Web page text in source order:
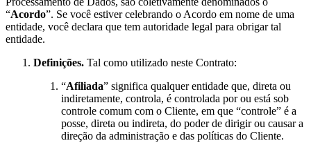
“Acordo”. Se você estiver celebrando o Acordo em nome de uma
entidade, você declara que tem autoridade legal para obrigar tal
entidade.
Definições. Tal como utilizado neste Contrato:
“Afiliada” significa qualquer entidade que, direta ou
indiretamente, controla, é controlada por ou está sob
controle comum com o Cliente, em que “controle” é a
posse, direta ou indireta, do poder de dirigir ou causar a
direção da administração e das políticas do Cliente.